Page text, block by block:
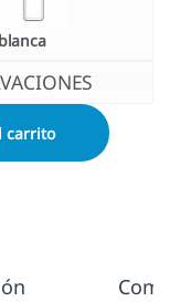
blanca
carrito